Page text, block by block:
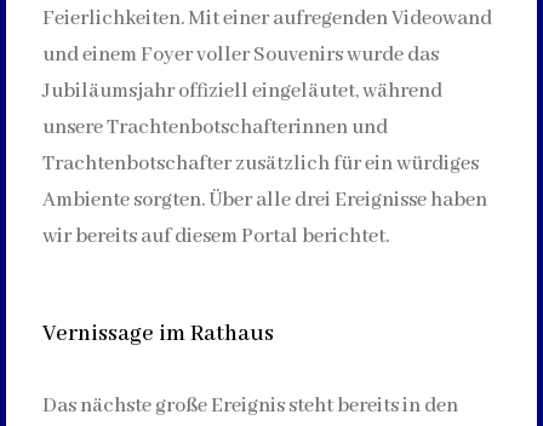
Feierlichkeiten. Mit einer aufregenden Videowand
und einem Foyer voller Souvenirs wurde das
Jubiläumsjahr offiziell eingeläutet, während
unsere Trachtenbotschafterinnen und
Trachtenbotschafter zusätzlich für ein würdiges
Ambiente sorgten. Über alle drei Ereignisse haben
wir bereits auf diesem Portal berichtet.
Vernissage im Rathaus
Das nächste große Ereignis steht bereits in den